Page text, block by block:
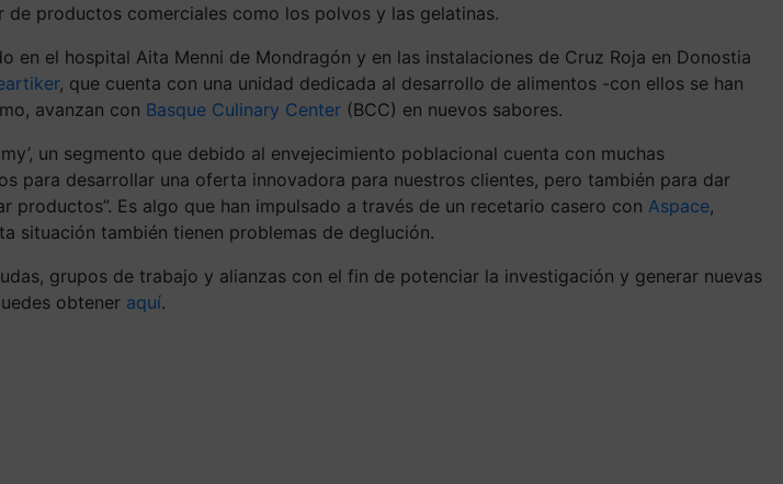
productos comerciales como los polvos y las gelatinas.
el hospital Aita Menni de Mondragón y en las instalaciones de Cruz Roja en Donostia
, que cuenta con una unidad dedicada al desarrollo de alimentos -con ellos se han
avanzan con Basque Culinary Center (BCC) en nuevos sabores.
’, un segmento que debido al envejecimiento poblacional cuenta con muchas
para desarrollar una oferta innovadora para nuestros clientes, pero también para dar
productos”. Es algo que han impulsado a través de un recetario casero con Aspace,
situación también tienen problemas de deglución.
grupos de trabajo y alianzas con el fin de potenciar la investigación y generar nuevas
obtener aquí.